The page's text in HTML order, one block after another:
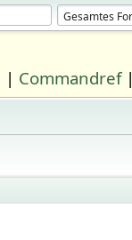
| Commandref|